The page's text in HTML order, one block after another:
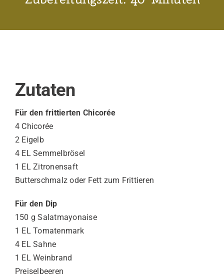
Zutaten
Für den frittierten Chicorée
4 Chicorée
2 Eigelb
4 EL Semmelbrösel
1 EL Zitronensaft
Butterschmalz oder Fett zum Frittieren
Für den Dip
150 g Salatmayonaise
1 EL Tomatenmark
4 EL Sahne
1 EL Weinbrand
Preiselbeeren